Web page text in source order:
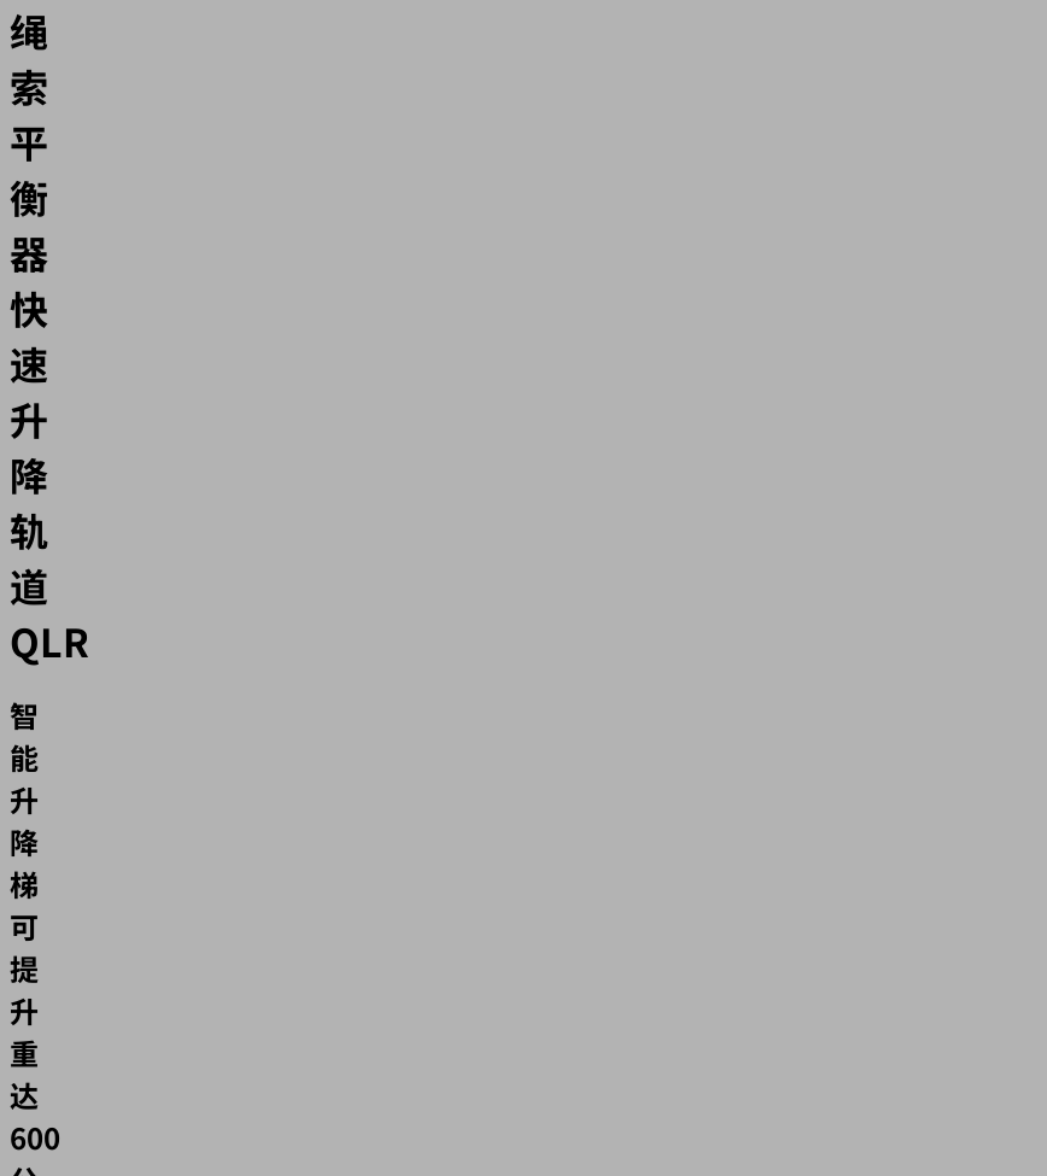
绳
索
平
衡
器
快
速
升
降
轨
道
QLR
智
能
升
降
梯
可
提
升
重
达
600